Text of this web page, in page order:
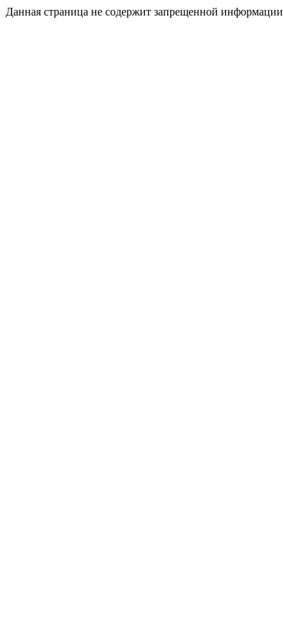
Данная страница не содержит запрещенной информации